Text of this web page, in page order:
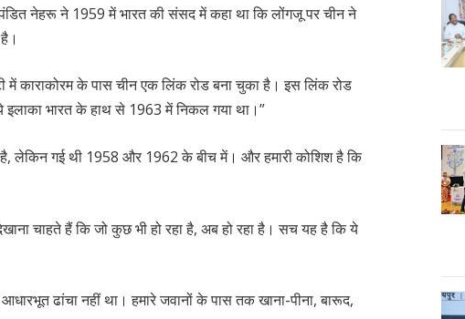
नेहरू ने 1959 में भारत की संसद में कहा था कि लोंगजू पर चीन ने
में काराकोरम के पास चीन एक लिंक रोड बना चुका है। इस लिंक रोड
भारत के हाथ से 1963 में निकल गया था।”
लेकिन गई थी 1958 और 1962 के बीच में। और हमारी कोशिश है कि
चाहते हैं कि जो कुछ भी हो रहा है, अब हो रहा है। सच यह है कि ये
ढांचा नहीं था। हमारे जवानों के पास तक खाना-पीना, बारूद,